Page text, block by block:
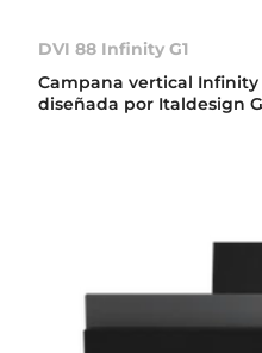
DVI 88 Infinity G1
Campana vertical Infinity
diseñada por Italdesign